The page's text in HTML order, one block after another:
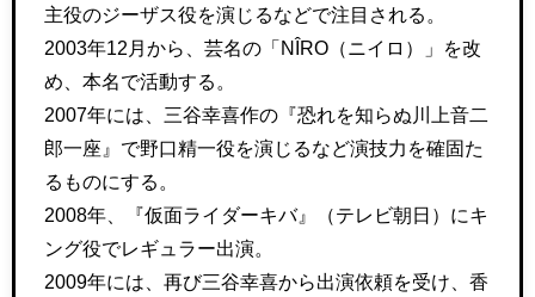
主役のジーザス役を演じるなどで注目される。
2003年12月から、芸名の「NÎRO（ニイロ）」を改
め、本名で活動する。
2007年には、三谷幸喜作の『恐れを知らぬ川上音二
郎一座』で野口精一役を演じるなど演技力を確固た
るものにする。
2008年、『仮面ライダーキバ』（テレビ朝日）にキ
ング役でレギュラー出演。
2009年には、再び三谷幸喜から出演依頼を受け、香